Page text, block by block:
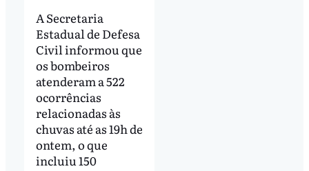
A Secretaria
Estadual de Defesa
Civil informou que
os bombeiros
atenderam a 522
ocorrências
relacionadas às
chuvas até as 19h de
ontem, o que
incluiu 150